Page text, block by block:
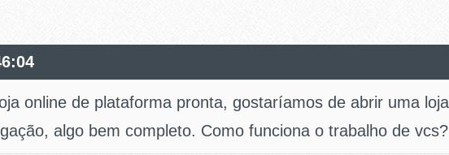
online de plataforma pronta, gostaríamos de abrir uma
algo bem completo. Como funciona o trabalho de